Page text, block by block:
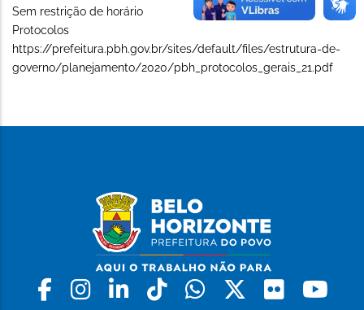
Sem restrição de horário
Protocolos
https://prefeitura.pbh.gov.br/sites/default/files/estrutura-de-
governo/planejamento/2020/pbh_protocolos_gerais_21.pdf
Facebook
Instagram
LinkedinTiktokWhatsapp
X Flickr